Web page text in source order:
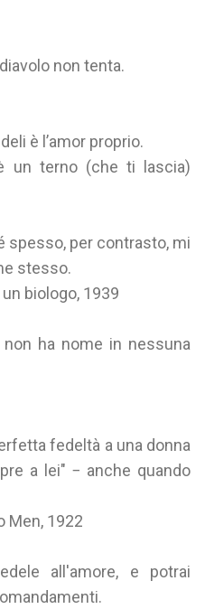
non tenta.
è l’amor proprio.
un terno (che ti lascia)
spesso, per contrasto, mi
stesso.
biologo, 1939
ha nome in nessuna
fedeltà a una donna
a lei" − anche quando
Men, 1922
all'amore, e potrai